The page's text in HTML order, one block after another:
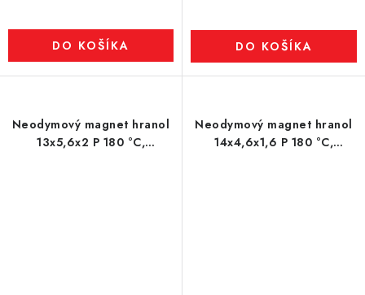
DO KOŠÍKA DO KOŠÍKA
Neodymový magnet hranol
13x5,6x2 P 180 °C,
Neodymový magnet hranol
14x4,6x1,6 P 180 °C,